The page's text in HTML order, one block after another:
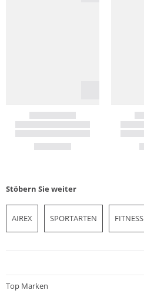
Stöbern Sie weiter
AIREX SPORTARTEN FITNESS
Top Marken